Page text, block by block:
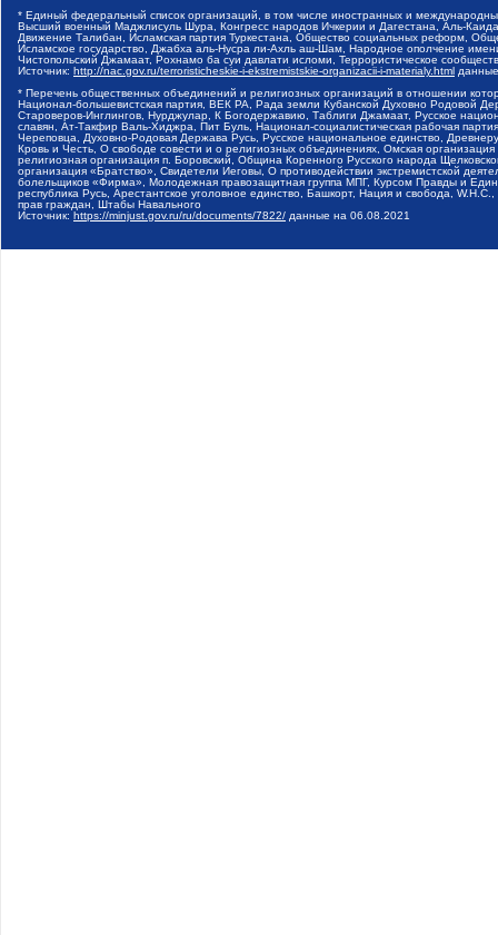
* Единый федеральный список организаций, в том числе иностранных и
Высший военный Маджлисуль Шура, Конгресс народов Ичкерии и Дагестана, Аль-
Движение Талибан, Исламская партия Туркестана, Общество социальных реформ,
Исламское государство, Джабха аль-Нусра ли-Ахль аш-Шам, Народное ополчение
Чистопольский Джамаат, Рохнамо ба суи давлати исломи, Террористическое
Источник: http://nac.gov.ru/terroristicheskie-i-ekstremistskie-organizacii-i-materialy.html
* Перечень общественных объединений и религиозных организаций в отношении
Национал-большевистская партия, ВЕК РА, Рада земли Кубанской Духовно Родовой
Староверов-Инглингов, Нурджулар, К Богодержавию, Таблиги Джамаат, Русское
славян, Ат-Такфир Валь-Хиджра, Пит Буль, Национал-социалистическая рабочая
Череповца, Духовно-Родовая Держава Русь, Русское национальное единство,
Кровь и Честь, О свободе совести и о религиозных объединениях, Омская
религиозная организация п. Боровский, Община Коренного Русского народа
организация «Братство», Свидетели Иеговы, О противодействии экстремистской
болельщиков «Фирма», Молодежная правозащитная группа МПГ, Курсом Правды и
республика Русь, Арестантское уголовное единство, Башкорт, Нация и свобода,
прав граждан, Штабы Навального
Источник: https://minjust.gov.ru/ru/documents/7822/ данные на 06.08.2021